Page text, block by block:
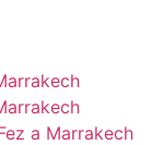
a Marrakech